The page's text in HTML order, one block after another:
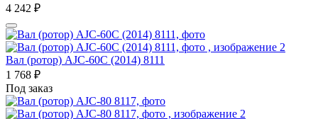
4 242 ₽
Вал (ротор) AJC-60C (2014) 8111
1 768 ₽
Под заказ